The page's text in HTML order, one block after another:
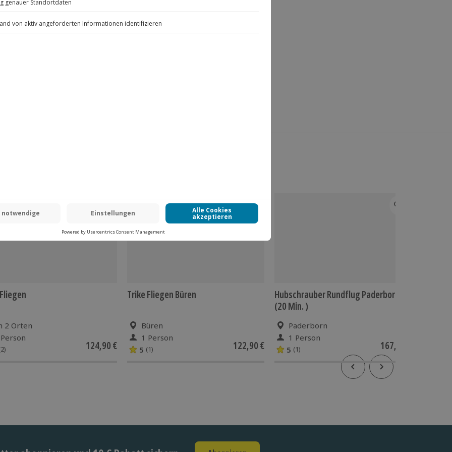
DEAL
2 Orten
124,90 €
Trike Fliegen Büren
Büren
1 Person
5 (1) 122,90 €
Hubschrauber Rundflug Paderborn
(20 Min. )
Paderborn
1 Person
5 (1) 167,90 €